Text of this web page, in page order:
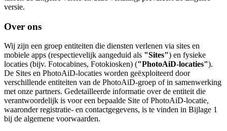
versie.
Over ons
Wij zijn een groep entiteiten die diensten verlenen via sites en
mobiele apps (respectievelijk aangeduid als "Sites") en fysieke
locaties (bijv. Fotocabines, Fotokiosken) ("PhotoAiD-locaties").
De Sites en PhotoAiD-locaties worden geëxploiteerd door
verschillende entiteiten van de PhotoAiD-groep of in samenwerking
met onze partners. Gedetailleerde informatie over de entiteit die
verantwoordelijk is voor een bepaalde Site of PhotoAiD-locatie,
waaronder registratie- en contactgegevens, is te vinden in Bijlage 1
bij de algemene voorwaarden.